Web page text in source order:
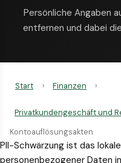
Persönliche Angaben
entfernen und dabei
Start › Finanzen ›
Privatkundengeschäft und
Kontoauflösungsakten
PII-Schwärzung ist das
personenbezogener Daten